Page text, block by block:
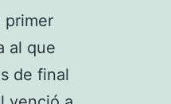
primer
al que
de final